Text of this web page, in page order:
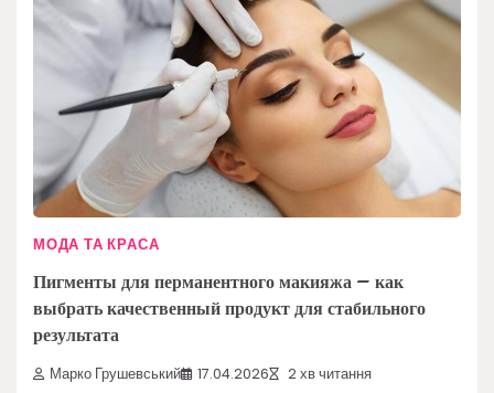
МОДА ТА КРАСА
Пигменты для перманентного макияжа – как
выбрать качественный продукт для стабильного
результата
Марко Грушевський 17.04.2026 2 хв читання